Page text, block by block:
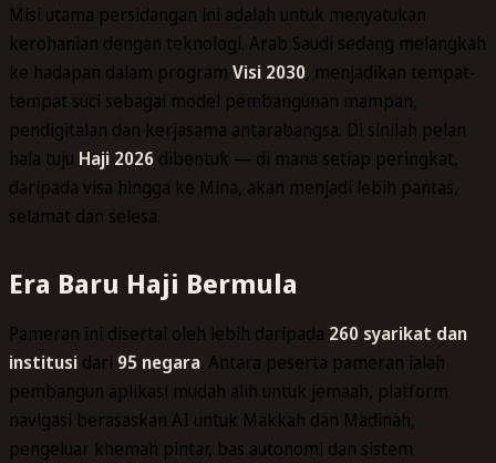
Misi utama persidangan ini adalah untuk menyatukan
kerohanian dengan teknologi. Arab Saudi sedang melangkah
ke hadapan dalam program Visi 2030, menjadikan tempat-
tempat suci sebagai model pembangunan mampan,
pendigitalan dan kerjasama antarabangsa. Di sinilah pelan
hala tuju Haji 2026 dibentuk — di mana setiap peringkat,
daripada visa hingga ke Mina, akan menjadi lebih pantas,
selamat dan selesa.
Era Baru Haji Bermula
Pameran ini disertai oleh lebih daripada 260 syarikat dan
institusi dari 95 negara. Antara peserta pameran ialah
pembangun aplikasi mudah alih untuk jemaah, platform
navigasi berasaskan AI untuk Makkah dan Madinah,
pengeluar khemah pintar, bas autonomi dan sistem